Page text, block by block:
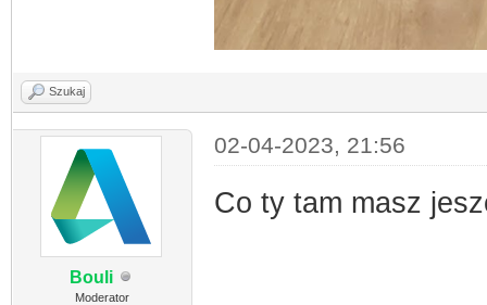
Szukaj
Bouli
Moderator
02-04-2023, 21:56
Co ty tam masz